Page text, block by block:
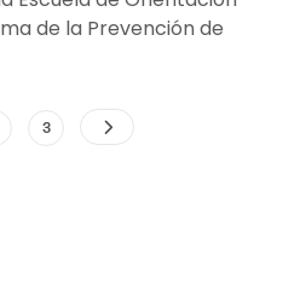
de la Prevención de
Paginación
Page
3